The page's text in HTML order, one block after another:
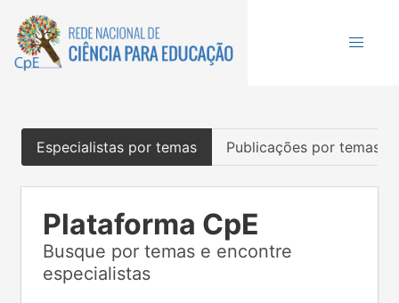
Especialistas por temas Publicações por temas
Plataforma CpE
Busque por temas e encontre
especialistas